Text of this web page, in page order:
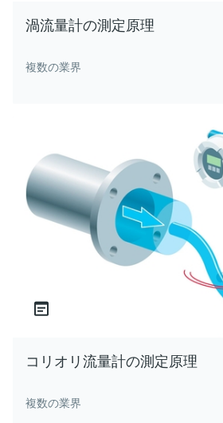
渦流量計の測定原理
複数の業界
コリオリ流量計の測定原理
複数の業界